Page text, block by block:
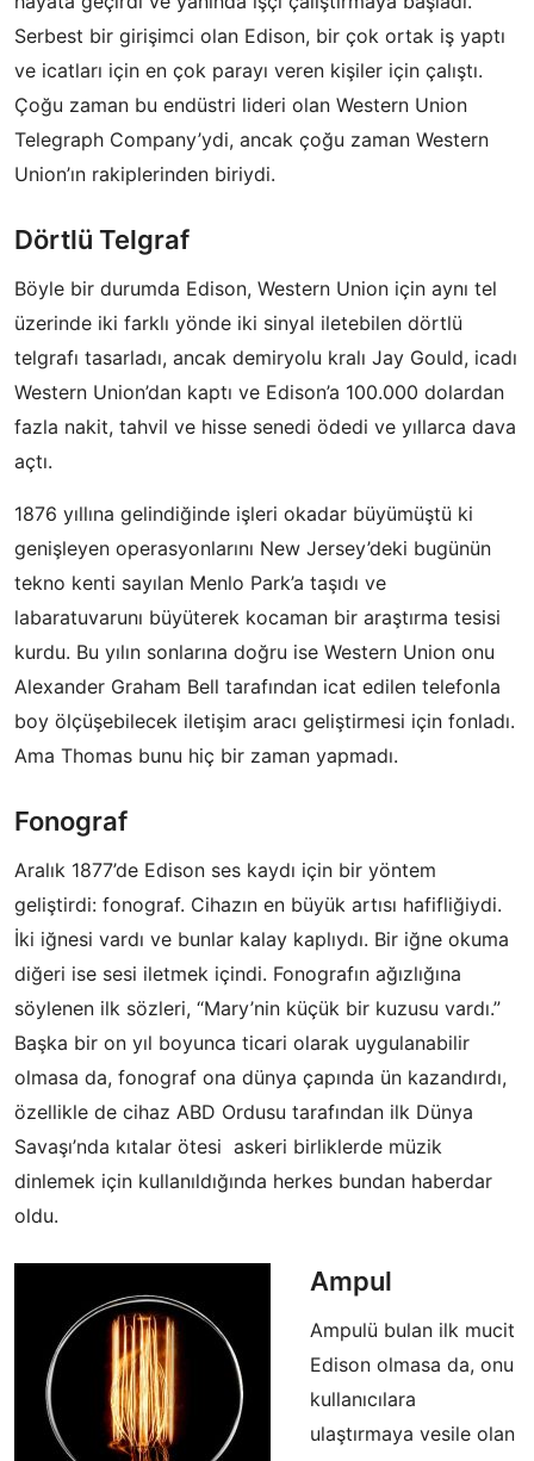
Serbest bir girişimci olan Edison, bir çok ortak iş yaptı
ve icatları için en çok parayı veren kişiler için çalıştı.
Çoğu zaman bu endüstri lideri olan Western Union
Telegraph Company’ydi, ancak çoğu zaman Western
Union’ın rakiplerinden biriydi.
Dörtlü Telgraf
Böyle bir durumda Edison, Western Union için aynı tel
üzerinde iki farklı yönde iki sinyal iletebilen dörtlü
telgrafı tasarladı, ancak demiryolu kralı Jay Gould, icadı
Western Union’dan kaptı ve Edison’a 100.000 dolardan
fazla nakit, tahvil ve hisse senedi ödedi ve yıllarca dava
açtı.
1876 yıllına gelindiğinde işleri okadar büyümüştü ki
genişleyen operasyonlarını New Jersey’deki bugünün
tekno kenti sayılan Menlo Park’a taşıdı ve
labaratuvarunı büyüterek kocaman bir araştırma tesisi
kurdu. Bu yılın sonlarına doğru ise Western Union onu
Alexander Graham Bell tarafından icat edilen telefonla
boy ölçüşebilecek iletişim aracı geliştirmesi için fonladı.
Ama Thomas bunu hiç bir zaman yapmadı.
Fonograf
Aralık 1877’de Edison ses kaydı için bir yöntem
geliştirdi: fonograf. Cihazın en büyük artısı hafifliğiydi.
İki iğnesi vardı ve bunlar kalay kaplıydı. Bir iğne okuma
diğeri ise sesi iletmek içindi. Fonografın ağızlığına
söylenen ilk sözleri, “Mary’nin küçük bir kuzusu vardı.”
Başka bir on yıl boyunca ticari olarak uygulanabilir
olmasa da, fonograf ona dünya çapında ün kazandırdı,
özellikle de cihaz ABD Ordusu tarafından ilk Dünya
Savaşı’nda kıtalar ötesi askeri birliklerde müzik
dinlemek için kullanıldığında herkes bundan haberdar
oldu.
Ampul
Ampulü bulan ilk mucit
Edison olmasa da, onu
kullanıcılara
ulaştırmaya vesile olan